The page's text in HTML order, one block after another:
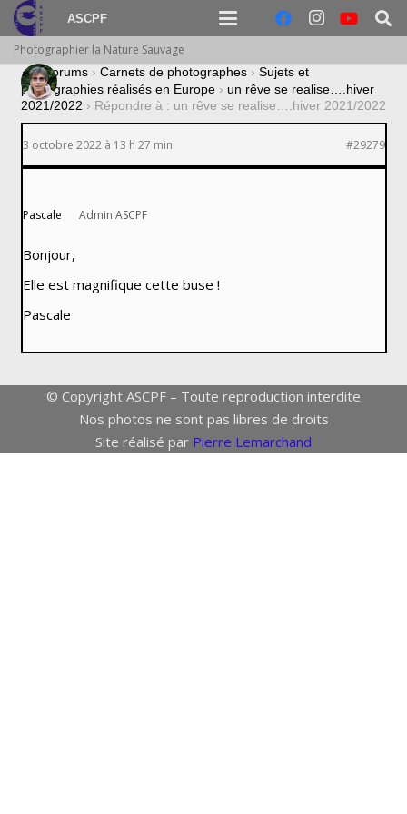
ASCPF
Photographier la Nature Sauvage
› Forums › Carnets de photographes › Sujets et
photographies réalisés en Europe › un rêve se realise….hiver
2021/2022 › Répondre à : un rêve se realise….hiver 2021/2022
3 octobre 2022 à 13 h 27 min #29279
Pascale Admin ASCPF
Bonjour,
Elle est magnifique cette buse !
Pascale
© Copyright ASCPF – Toute reproduction interdite
Nos photos ne sont pas libres de droits
Site réalisé par Pierre Lemarchand